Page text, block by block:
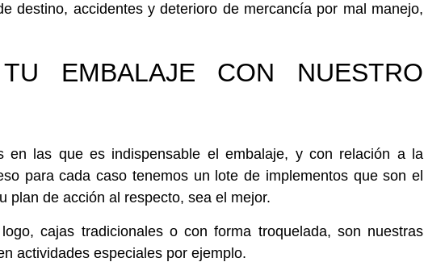
destino, accidentes y deterioro de mercancía por mal manejo,
EMBALAJE CON NUESTRO
en las que es indispensable el embalaje, y con relación a la
para cada caso tenemos un lote de implementos que son el
plan de acción al respecto, sea el mejor.
cajas tradicionales o con forma troquelada, son nuestras
actividades especiales por ejemplo.